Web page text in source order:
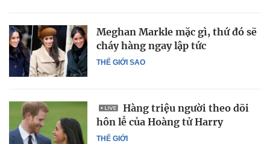
THẾ GIỚI SAO
Meghan Markle mặc gì, thứ đó sẽ
cháy hàng ngay lập tức
THẾ GIỚI
Hàng triệu người theo dõi
hôn lễ của Hoàng tử Harry